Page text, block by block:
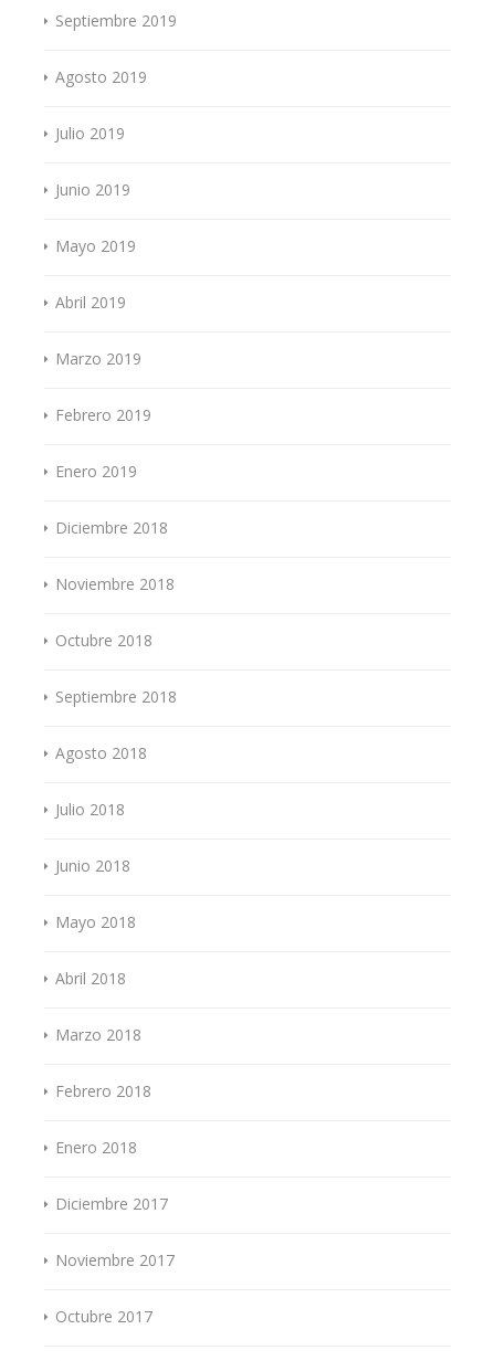
Septiembre 2019
Agosto 2019
Julio 2019
Junio 2019
Mayo 2019
Abril 2019
Marzo 2019
Febrero 2019
Enero 2019
Diciembre 2018
Noviembre 2018
Octubre 2018
Septiembre 2018
Agosto 2018
Julio 2018
Junio 2018
Mayo 2018
Abril 2018
Marzo 2018
Febrero 2018
Enero 2018
Diciembre 2017
Noviembre 2017
Octubre 2017